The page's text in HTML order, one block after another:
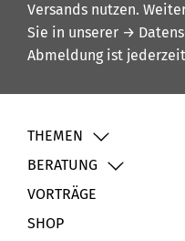
Versands nutzen.
Sie in unserer →
Abmeldung ist
THEMEN
BERATUNG
VORTRÄGE
SHOP